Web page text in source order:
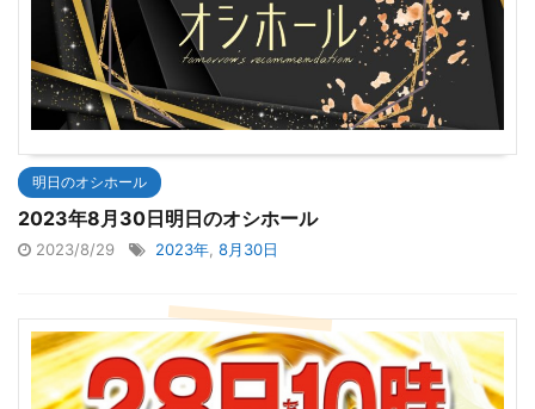
明日のオシホール
2023年8月30日明日のオシホール
2023/8/29 2023年 8月30日